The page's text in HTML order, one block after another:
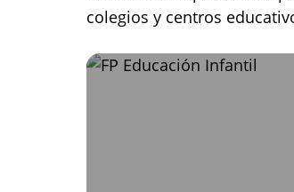
colegios y centros